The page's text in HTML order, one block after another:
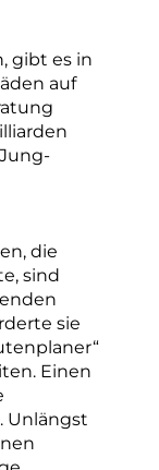
gibt es in
auf
die
sind
sie
Einen
Unlängst